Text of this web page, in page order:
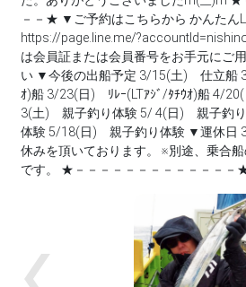
－－★ ▼ご予約はこちらから かんたん
https://page.line.me/
は会員証または会員番号をお手元にご
い ▼今後の出船予定 3/15(土) 仕立船
ｵ)船 3/23(日) ﾘﾚｰ(LTｱｼﾞ/ﾀﾁｳｵ)船 4/
3(土) 親子釣り体験 5/ 4(日) 親子釣
体験 5/18(日) 親子釣り体験 ▼運休日
休みを頂いております。 ※別途、乗合
です。 ★－－－－－－－－－－－－－